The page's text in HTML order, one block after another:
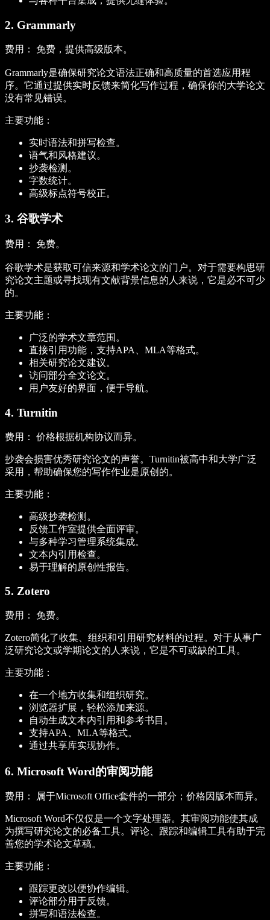
2. Grammarly
费用： 免费，提供高级版本。
Grammarly是确保研究论文语法正确和高质量的首选应用程
序。它通过提供实时反馈来简化写作过程，确保你的大学论文
没有常见错误。
主要功能：
实时语法和拼写检查。
语气和风格建议。
抄袭检测。
字数统计。
高级标点符号校正。
3. 谷歌学术
费用： 免费。
谷歌学术是获取可信来源和学术论文的门户。对于需要构思研
究论文主题或寻找现有文献背景信息的人来说，它是必不可少
的。
主要功能：
广泛的学术文章范围。
直接引用功能，支持APA、MLA等格式。
相关研究论文建议。
访问部分全文论文。
用户友好的界面，便于导航。
4. Turnitin
费用： 价格根据机构协议而异。
抄袭会损害优秀研究论文的声誉。Turnitin被高中和大学广泛
采用，帮助确保您的写作作业是原创的。
主要功能：
高级抄袭检测。
反馈工作室提供全面评审。
与多种学习管理系统集成。
文本内引用检查。
易于理解的原创性报告。
5. Zotero
费用： 免费。
Zotero简化了收集、组织和引用研究材料的过程。对于从事广
泛研究论文或学期论文的人来说，它是不可或缺的工具。
主要功能：
在一个地方收集和组织研究。
浏览器扩展，轻松添加来源。
自动生成文本内引用和参考书目。
支持APA、MLA等格式。
通过共享库实现协作。
6. Microsoft Word的审阅功能
费用： 属于Microsoft Office套件的一部分；价格因版本而异。
Microsoft Word不仅仅是一个文字处理器。其审阅功能使其成
为撰写研究论文的必备工具。评论、跟踪和编辑工具有助于完
善您的学术论文草稿。
主要功能：
跟踪更改以便协作编辑。
评论部分用于反馈。
拼写和语法检查。